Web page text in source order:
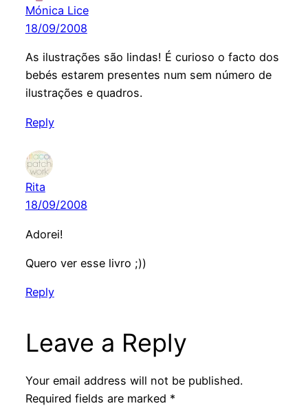
Mónica Lice
18/09/2008
As ilustrações são lindas! É curioso o facto dos
bebés estarem presentes num sem número de
ilustrações e quadros.
Reply
Rita
18/09/2008
Adorei!
Quero ver esse livro ;))
Reply
Leave a Reply
Your email address will not be published.
Required fields are marked *